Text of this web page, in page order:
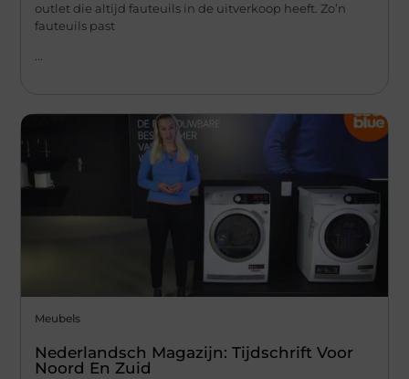
outlet die altijd fauteuils in de uitverkoop heeft. Zo’n
fauteuils past
...
Meubels
Nederlandsch Magazijn: Tijdschrift Voor
Noord En Zuid